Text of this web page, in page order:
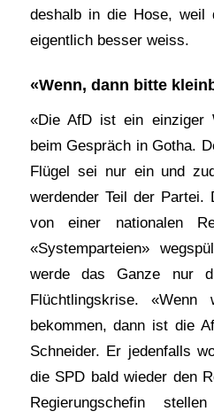
deshalb in die Hose, weil
eigentlich besser weiss.
«Wenn, dann bitte
«Die AfD ist ein einziger
beim Gespräch in Gotha.
Flügel sei nur ein und
werdender Teil der Partei.
von einer nationalen
«Systemparteien»
werde das Ganze nur
Flüchtlingskrise.
bekommen, dann ist die
Schneider. Er jedenfalls
die SPD bald wieder den
Regierungschefin